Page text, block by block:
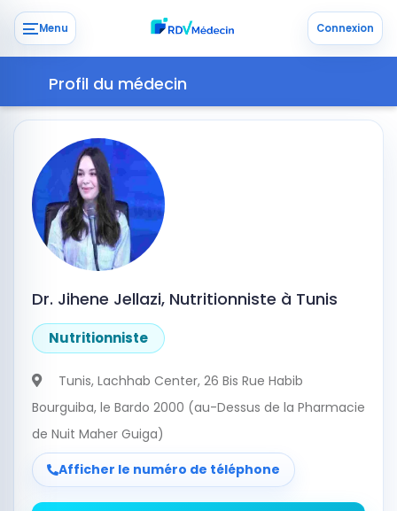
Menu Connexion
Profil du médecin
Dr. Jihene Jellazi, Nutritionniste à Tunis
Nutritionniste
Tunis, Lachhab Center, 26 Bis Rue Habib
Bourguiba, le Bardo 2000 (au-Dessus de la Pharmacie
de Nuit Maher Guiga)
Afficher le numéro de téléphone